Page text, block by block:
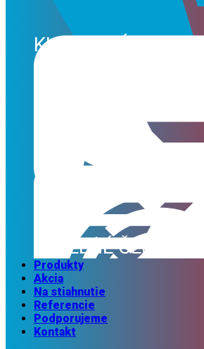
KLIMATIZÁCIE
VZDUCHOTECHNIKA
TEPELNÉ ČERPADLÁ
Produkty
Akcia
Na stiahnutie
Referencie
Podporujeme
Kontakt